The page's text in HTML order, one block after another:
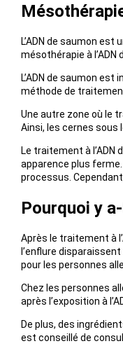
L’ADN de saumon
mésothérapie à
L’ADN de saumon
méthode de
Une autre zone où le
Ainsi, les cernes sous
Le traitement à
apparence plus
processus.
Pourquoi y
Après le traitement à
l’enflure
pour les personnes
Chez les personnes
après l’exposition à
De plus, des
est conseillé de